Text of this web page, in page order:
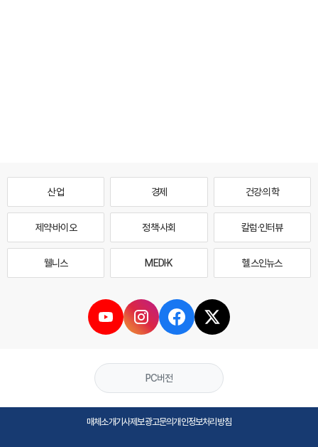
산업 경제 건강·의학
제약·바이오 정책·사회 칼럼·인터뷰
웰니스 MEDI·K 헬스인뉴스
PC버전
매체소개기사제보광고문의개인정보처리방침